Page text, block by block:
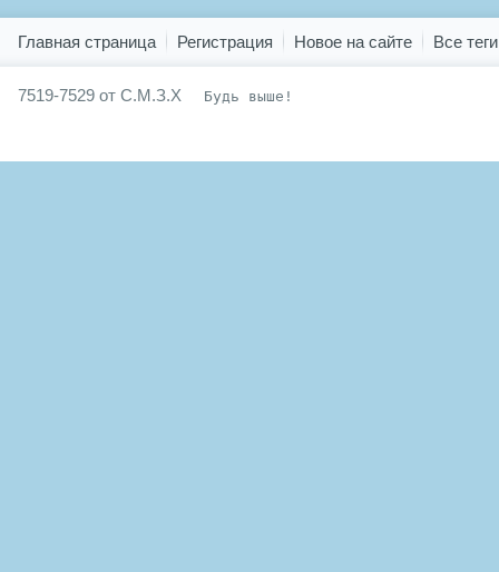
Главная страница Регистрация Новое на сайте Все теги
7519-7529 от С.М.З.Х Будь выше!